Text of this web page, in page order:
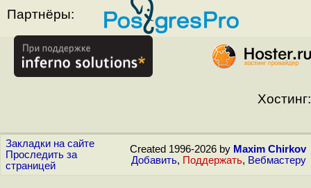
Партнёры:
Хостинг:
Закладки на сайте
Проследить за
страницей
Created 1996-2026 by Maxim Chirkov
Добавить, Поддержать, Вебмастеру